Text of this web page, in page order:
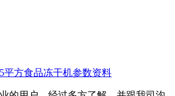
平方食品冻干机参数资料